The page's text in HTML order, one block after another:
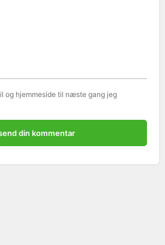
og hjemmeside til næste gang jeg
din kommentar